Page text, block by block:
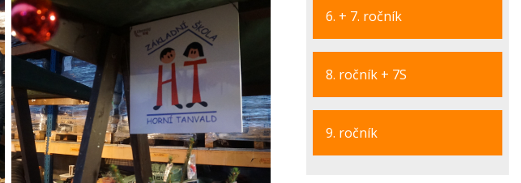
6. + 7. ročník
8. ročník + 7S
9. ročník